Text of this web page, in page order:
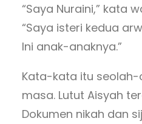
“Saya Nuraini,” kata
“Saya isteri kedua
Ini anak-anaknya.”
Kata-kata itu
masa. Lutut Aisyah
Dokumen nikah dan